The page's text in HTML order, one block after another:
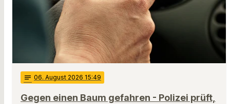
notes 06. August 2026 15:49
Gegen einen Baum gefahren - Polizei prüft,